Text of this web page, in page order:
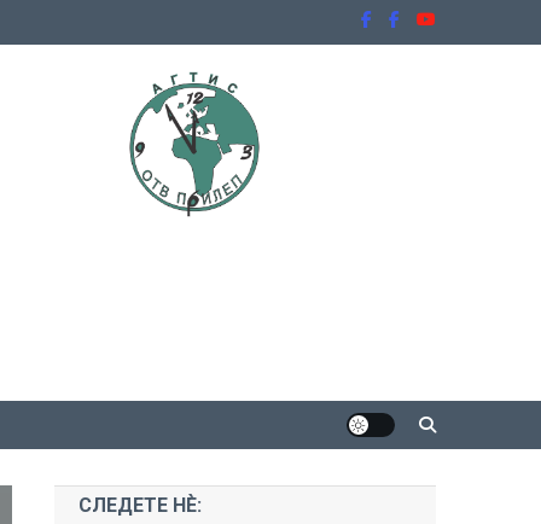
СЛЕДЕТЕ НЀ: